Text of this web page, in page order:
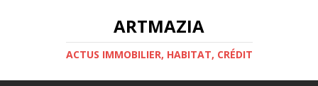
ARTMAZIA
ACTUS IMMOBILIER, HABITAT, CRÉDIT